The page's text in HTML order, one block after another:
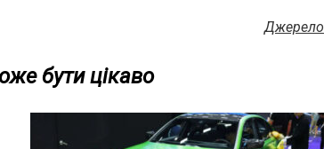
Джерело
бути цікаво